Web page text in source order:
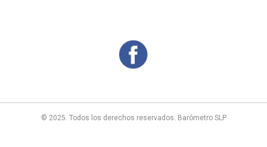
© 2025. Todos los derechos reservados. Barómetro SLP